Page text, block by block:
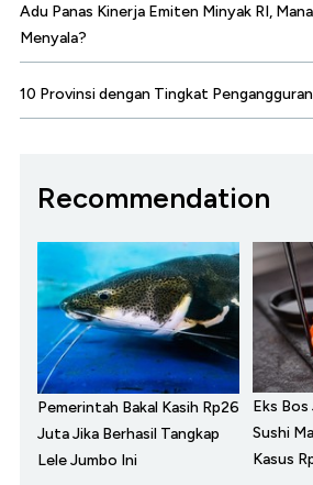
Adu Panas Kinerja Emiten Minyak RI,
Menyala?
10 Provinsi dengan Tingkat
Recommendation
Pemerintah Bakal Kasih Rp26
Juta Jika Berhasil Tangkap
Lele Jumbo Ini
Eks
Sushi
Kasus